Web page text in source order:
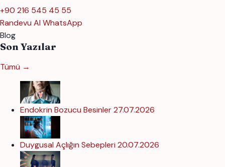
+90 216 545 45 55
Randevu Al WhatsApp
Blog
Son Yazılar
Tümü →
Endokrin Bozucu Besinler27.07.2026
Duygusal Açlığın Sebepleri 20.07.2026